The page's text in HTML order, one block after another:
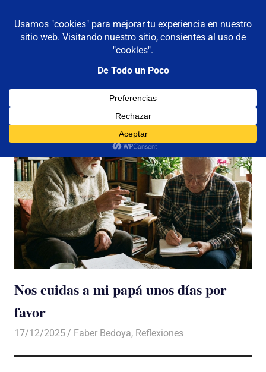
contenido
De todo un poco
Reflexiones,
Viajes
MENÚ
Nos cuidas a mi papá unos días por
favor
17/12/2025 De todo un Poco
Faber Bedoya, Reflexiones